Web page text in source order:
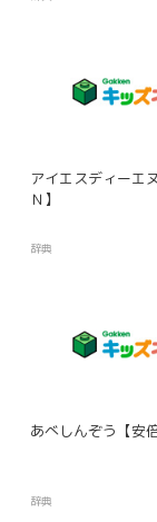
アイエスディーエ
Ｎ】
辞典
あべしんぞう【安
辞典